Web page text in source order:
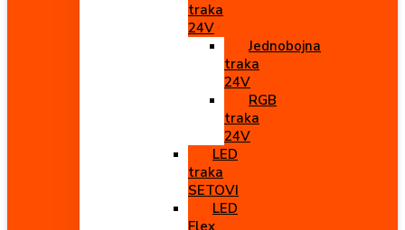
traka
24V
Jednobojna
traka
24V
RGB
traka
24V
LED
traka
SETOVI
LED